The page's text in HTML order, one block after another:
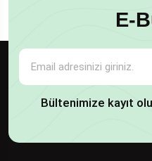
E-
Bültenimize kayıt